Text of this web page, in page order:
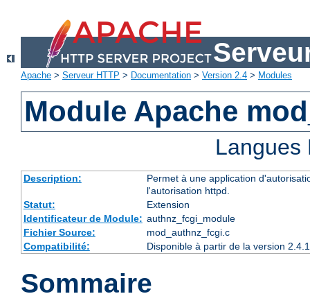
Apache > Serveur HTTP > Documentation > Version 2.4 > Modules
Module Apache
Description:
Permet à une application
l'autorisation httpd.
Statut:
Extension
Identificateur de Module: authnz_fcgi_module
Fichier Source:
mod_authnz_fcgi.c
Compatibilité:
Disponible à partir de la version
Sommaire